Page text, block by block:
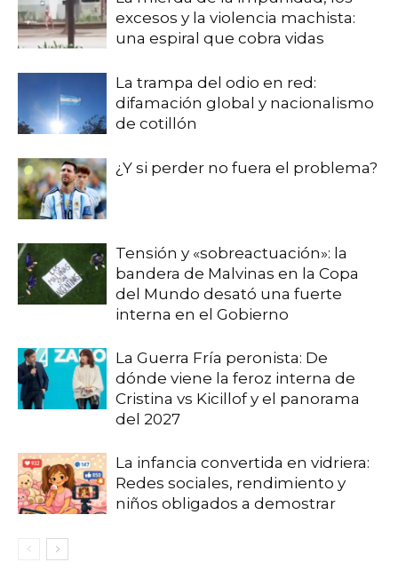
excesos y la violencia machista:
una espiral que cobra vidas
La trampa del odio en red:
difamación global y nacionalismo
de cotillón
¿Y si perder no fuera el problema?
Tensión y «sobreactuación»: la
bandera de Malvinas en la Copa
del Mundo desató una fuerte
interna en el Gobierno
La Guerra Fría peronista: De
dónde viene la feroz interna de
Cristina vs Kicillof y el panorama
del 2027
La infancia convertida en vidriera:
Redes sociales, rendimiento y
niños obligados a demostrar